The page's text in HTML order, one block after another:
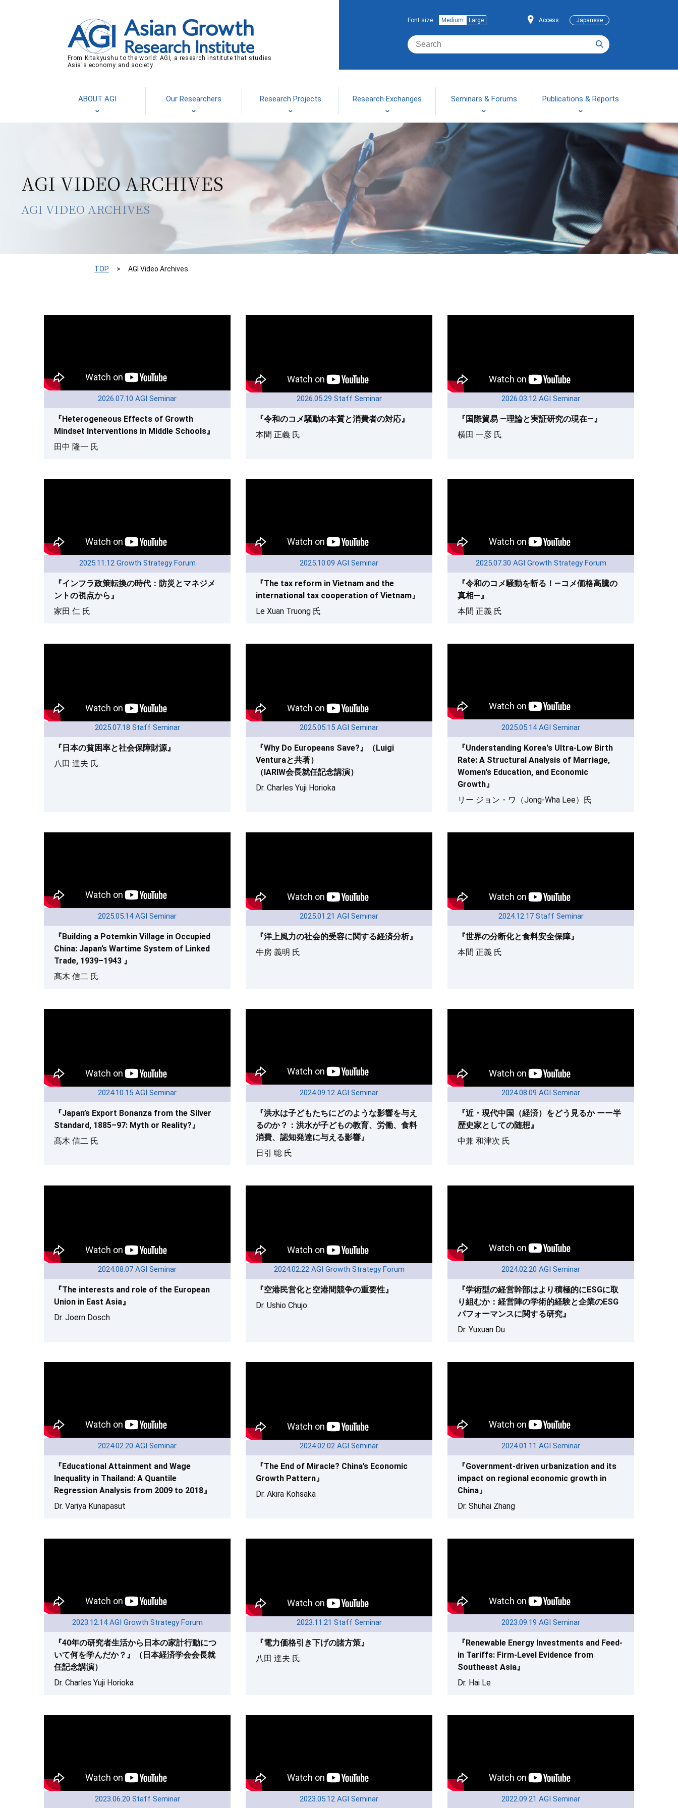
From Kitakyushu to the world: AGI, a research institute that studies
Asia's economy and society
Font size Medium Large Access Japanese
ABOUT AGI Our Researchers Research Projects Research Exchanges Seminars & Forums Publications & Reports
AGI VIDEO ARCHIVES
AGI VIDEO ARCHIVES
TOP AGI Video Archives
2026.07.10 AGI Seminar
『Heterogeneous Effects of Growth
Mindset Interventions in Middle Schools』
田中 隆一 氏
2026.05.29 Staff Seminar
『令和のコメ騒動の本質と消費者の対応』
本間 正義 氏
2026.03.12 AGI Seminar
『国際貿易 —理論と実証研究の現在—』
横田 一彦 氏
2025.11.12 Growth Strategy Forum
『インフラ政策転換の時代：防災とマネジメ
ントの視点から』
家田 仁 氏
2025.10.09 AGI Seminar
『The tax reform in Vietnam and the
international tax cooperation of Vietnam』
Le Xuan Truong 氏
2025.07.30 AGI Growth Strategy Forum
『令和のコメ騒動を斬る！—コメ価格高騰の
真相—』
本間 正義 氏
2025.07.18 Staff Seminar
『日本の貧困率と社会保障財源』
八田 達夫 氏
2025.05.15 AGI Seminar
『Why Do Europeans Save?』（Luigi
Venturaと共著）
（IARIW会長就任記念講演）
Dr. Charles Yuji Horioka
2025.05.14 AGI Seminar
『Understanding Korea's Ultra-Low Birth
Rate: A Structural Analysis of Marriage,
Women's Education, and Economic
Growth』
リー ジョン・ワ（Jong-Wha Lee）氏
2025.05.14 AGI Seminar
『Building a Potemkin Village in Occupied
China: Japan’s Wartime System of Linked
Trade, 1939–1943 』
髙木 信二 氏
2025.01.21 AGI Seminar
『洋上風力の社会的受容に関する経済分析』
牛房 義明 氏
2024.12.17 Staff Seminar
『世界の分断化と食料安全保障』
本間 正義 氏
2024.10.15 AGI Seminar
『Japan’s Export Bonanza from the Silver
Standard, 1885–97: Myth or Reality?』
髙木 信二 氏
2024.09.12 AGI Seminar
『洪水は子どもたちにどのような影響を与え
るのか？：洪水が子どもの教育、労働、食料
消費、認知発達に与える影響』
日引 聡 氏
2024.08.09 AGI Seminar
『近・現代中国（経済）をどう見るか ーー半
歴史家としての随想』
中兼 和津次 氏
2024.08.07 AGI Seminar
『The interests and role of the European
Union in East Asia』
Dr. Joern Dosch
2024.02.22 AGI Growth Strategy Forum
『空港民営化と空港間競争の重要性』
Dr. Ushio Chujo
2024.02.20 AGI Seminar
『学術型の経営幹部はより積極的にESGに取
り組むか：経営陣の学術的経験と企業のESG
パフォーマンスに関する研究』
Dr. Yuxuan Du
2024.02.20 AGI Seminar
『Educational Attainment and Wage
Inequality in Thailand: A Quantile
Regression Analysis from 2009 to 2018』
Dr. Variya Kunapasut
2024.02.02 AGI Seminar
『The End of Miracle? China’s Economic
Growth Pattern』
Dr. Akira Kohsaka
2024.01.11 AGI Seminar
『Government-driven urbanization and its
impact on regional economic growth in
China』
Dr. Shuhai Zhang
2023.12.14 AGI Growth Strategy Forum
『40年の研究者生活から日本の家計行動につ
いて何を学んだか？』（日本経済学会会長就
任記念講演）
Dr. Charles Yuji Horioka
2023.11.21 Staff Seminar
『電力価格引き下げの諸方策』
八田 達夫 氏
2023.09.19 AGI Seminar
『Renewable Energy Investments and Feed-
in Tariffs: Firm-Level Evidence from
Southeast Asia』
Dr. Hai Le
2023.06.20 Staff Seminar 2023.05.12 AGI Seminar 2022.09.21 AGI Seminar